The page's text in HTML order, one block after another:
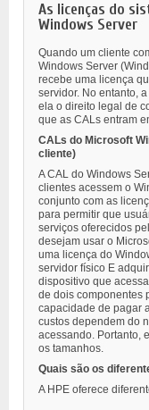
As licenças do
Windows Server
Quando um cliente
Windows Server
recebe uma licença
servidor. No entanto,
ela o direito legal de
que as CALs entram
CALs do Microsoft
cliente)
A CAL do Windows
clientes acessem o
conjunto com as
para permitir que
serviços oferecidos
desejam usar o
uma licença do
servidor físico E
dispositivo que
de dois componentes
capacidade de pagar
custos dependem do
acessando. Portanto,
os tamanhos.
Quais são os
A HPE oferece